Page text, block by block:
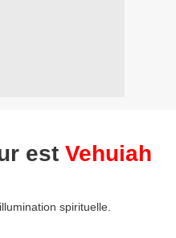
est Vehuiah
spirituelle.